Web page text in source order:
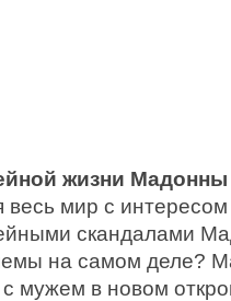
жизни Мадонны
мир с
скандалами
на самом деле?
мужем в новом